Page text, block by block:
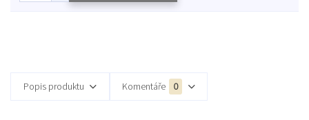
Popis produktu Komentáře 0